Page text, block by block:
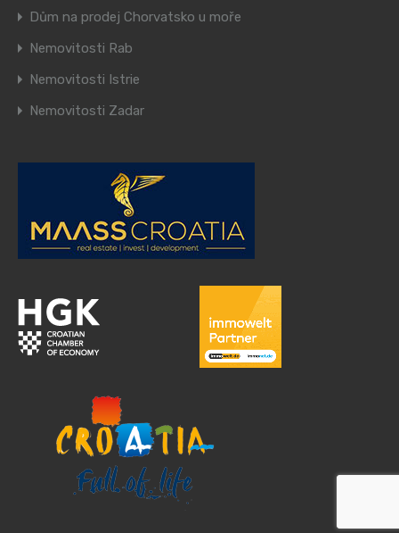
Dům na prodej Chorvatsko u moře
Nemovitosti Rab
Nemovitosti Istrie
Nemovitosti Zadar